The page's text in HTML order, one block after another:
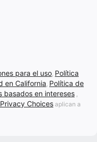
para el uso, Política
en California, Política de
basados en intereses ,
Choicesaplican a